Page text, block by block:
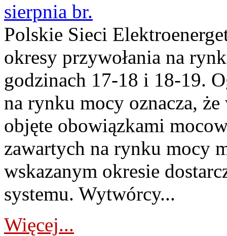
sierpnia br.
Polskie Sieci
okresy przywołania na
godzinach 17-18 i 18-19.
na rynku mocy oznacza,
objęte obowiązkami
zawartych na rynku mocy
wskazanym okresie
systemu. Wytwórcy...
Więcej...